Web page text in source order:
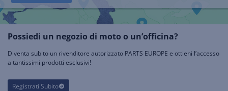
Possiedi un negozio di moto o un’officina?
Diventa subito un rivenditore autorizzato PARTS EUROPE e ottieni l’accesso
a tantissimi prodotti esclusivi!
Registrati Subito